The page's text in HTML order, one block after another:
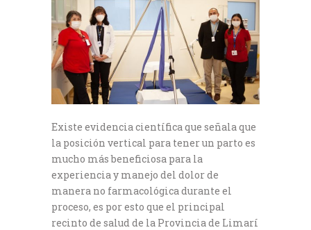
Existe evidencia científica que señala que
la posición vertical para tener un parto es
mucho más beneficiosa para la
experiencia y manejo del dolor de
manera no farmacológica durante el
proceso, es por esto que el principal
recinto de salud de la Provincia de Limarí